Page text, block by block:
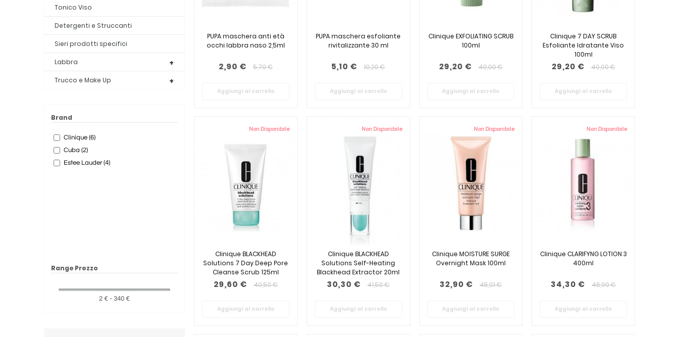
Tonico Viso
Detergenti e Struccanti
Sieri prodotti specifici
Labbra
Trucco e Make Up
Brand
Clinique (6)
Cuba (2)
Estee Lauder (4)
Range Prezzo
2 € - 340 €
PUPA maschera anti età
occhi labbra naso 2,5ml
2,90 € 5,70 €
Aggiungi al carrello
PUPA maschera esfoliante
rivitalizzante 30 ml
5,10 € 10,20 €
Aggiungi al carrello
Clinique EXFOLIATING SCRUB
100ml
29,20 € 40,00 €
Aggiungi al carrello
Clinique 7 DAY SCRUB
Esfoliante Idratante Viso
100ml
29,20 € 40,00 €
Aggiungi al carrello
Non Disponibile
Clinique BLACKHEAD
Solutions 7 Day Deep Pore
Cleanse Scrub 125ml
29,60 € 40,50 €
Aggiungi al carrello
Non Disponibile
Clinique BLACKHEAD
Solutions Self-Heating
Blackhead Extractor 20ml
30,30 € 41,50 €
Aggiungi al carrello
Non Disponibile
Clinique MOISTURE SURGE
Overnight Mask 100ml
32,90 € 45,01 €
Aggiungi al carrello
Non Disponibile
Clinique CLARIFYNG LOTION 3
400ml
34,30 € 46,99 €
Aggiungi al carrello